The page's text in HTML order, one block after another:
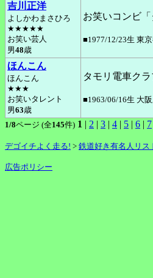
吉川正洋
よしかわまさひろ
★★★★★
お笑い芸人
男48歳
お笑いコンビ「
■1977/12/23生 東
ほんこん
ほんこん
★★★
お笑いタレント
男63歳
タモリ電車クラ
■1963/06/16生 大
1/8ページ (全145件) 1 | 2 | 3 | 4 | 5 | 6 | 7
デゴイチよく走る! > 鉄道好き有名人リス
広告ポリシー